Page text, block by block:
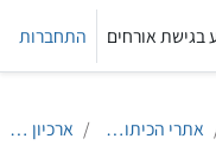
אורחים התחברות
אתרי הכיתות של אולפן קלישר ארכיון אולפן קלישר